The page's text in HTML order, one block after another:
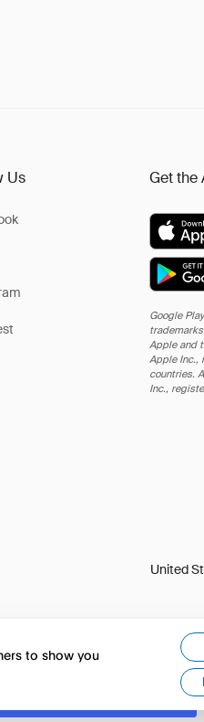
Us Get the
Google
Apple and
Apple Inc.,
countries.
Inc.,
United
to show you